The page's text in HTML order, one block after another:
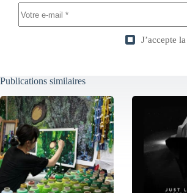
J’accepte la
Publications similaires